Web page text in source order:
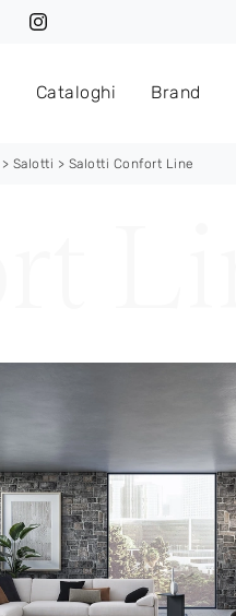
Cataloghi Brand
> Salotti > Salotti Confort Line